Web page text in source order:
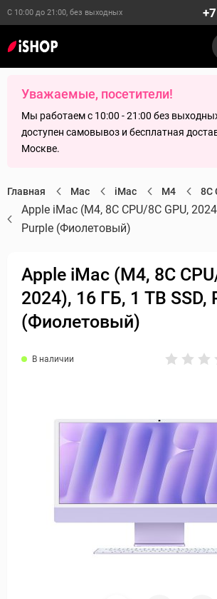
С 10:00 до 21:00, без выходных
Уважаемые, посетители!
Мы работаем с 10:00 - 21:00 без
доступен самовывоз и бесплатная
Москве.
Главная Mac iMac M4 8C
Apple iMac (M4, 8C CPU/8C GPU,
Purple (Фиолетовый)
Apple iMac (M4, 8C
2024), 16 ГБ, 1 TB SSD,
(Фиолетовый)
В наличии